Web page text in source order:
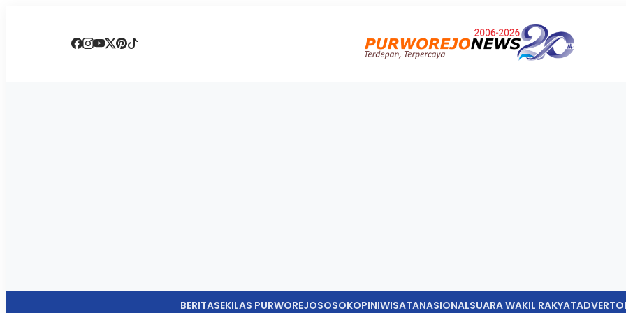
BERITASEKILAS PURWOREJOSOSOKOPINIWISATANASIONALSUARA WAKIL RAKYAT